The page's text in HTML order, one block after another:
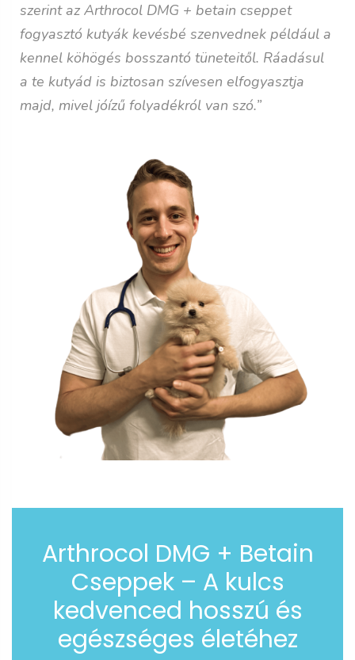
szerint az Arthrocol DMG + betain cseppet
fogyasztó kutyák kevésbé szenvednek például a
kennel köhögés bosszantó tüneteitől. Ráadásul
a te kutyád is biztosan szívesen elfogyasztja
majd, mivel jóízű folyadékról van szó.”
Arthrocol DMG + Betain
Cseppek – A kulcs
kedvenced hosszú és
egészséges életéhez